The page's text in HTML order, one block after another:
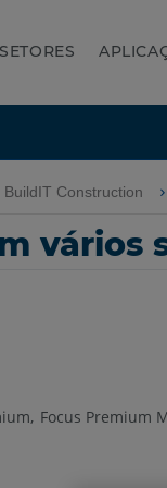
SETORES
BuildIT Construction
vários
Focus Premium